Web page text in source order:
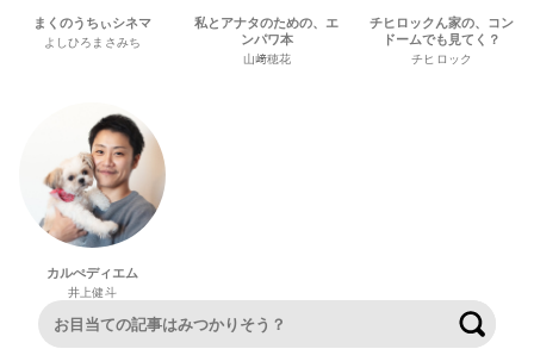
まくのうちぃシネマ
よしひろまさみち
私とアナタのための、エ
ンパワ本
山﨑穂花
チヒロックん家の、コン
ドームでも見てく？
チヒロック
カルぺディエム
井上健斗